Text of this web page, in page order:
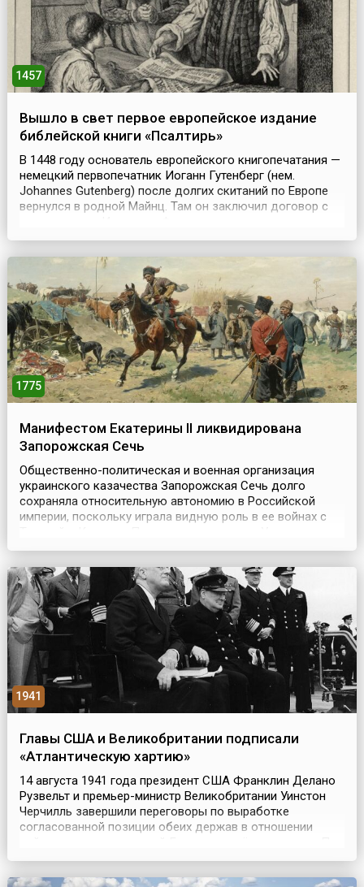
1457
Вышло в свет первое европейское издание
библейской книги «Псалтирь»
В 1448 году основатель европейского книгопечатания —
немецкий первопечатник Иоганн Гутенберг (нем.
Johannes Gutenberg) после долгих скитаний по Европе
вернулся в родной Майнц. Там он заключил договор с
800 гульденов на содержание типографии и
на покупку бумаги, краски и прочие производственные
расход...
1775
Манифестом Екатерины II ликвидирована
Запорожская Сечь
Общественно-политическая и военная организация
украинского казачества Запорожская Сечь долго
сохраняла относительную автономию в Российской
империи, поскольку играла видную роль в ее войнах с
Россией (1654), на Запорожье были распространены
казачьи войска. Запорожское казачество защищало
южные г...
1941
Главы США и Великобритании подписали
«Атлантическую хартию»
14 августа 1941 года президент США Франклин Делано
Рузвельт и премьер-министр Великобритании Уинстон
Черчилль завершили переговоры по выработке
согласованной позиции обеих держав в отношении
их итогам, на американской военно-морской базе